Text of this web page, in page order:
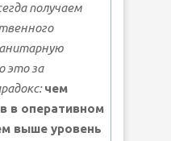
получаем
это за
чем
в оперативном
выше уровень